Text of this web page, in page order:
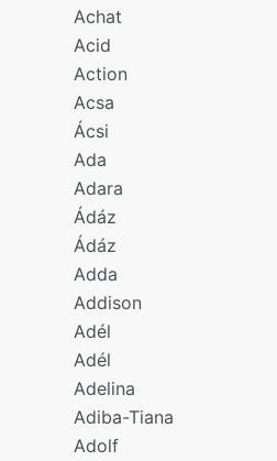
Achat
Acid
Action
Acsa
Ácsi
Ada
Adara
Ádáz
Ádáz
Adda
Addison
Adél
Adél
Adelina
Adiba-Tiana
Adolf